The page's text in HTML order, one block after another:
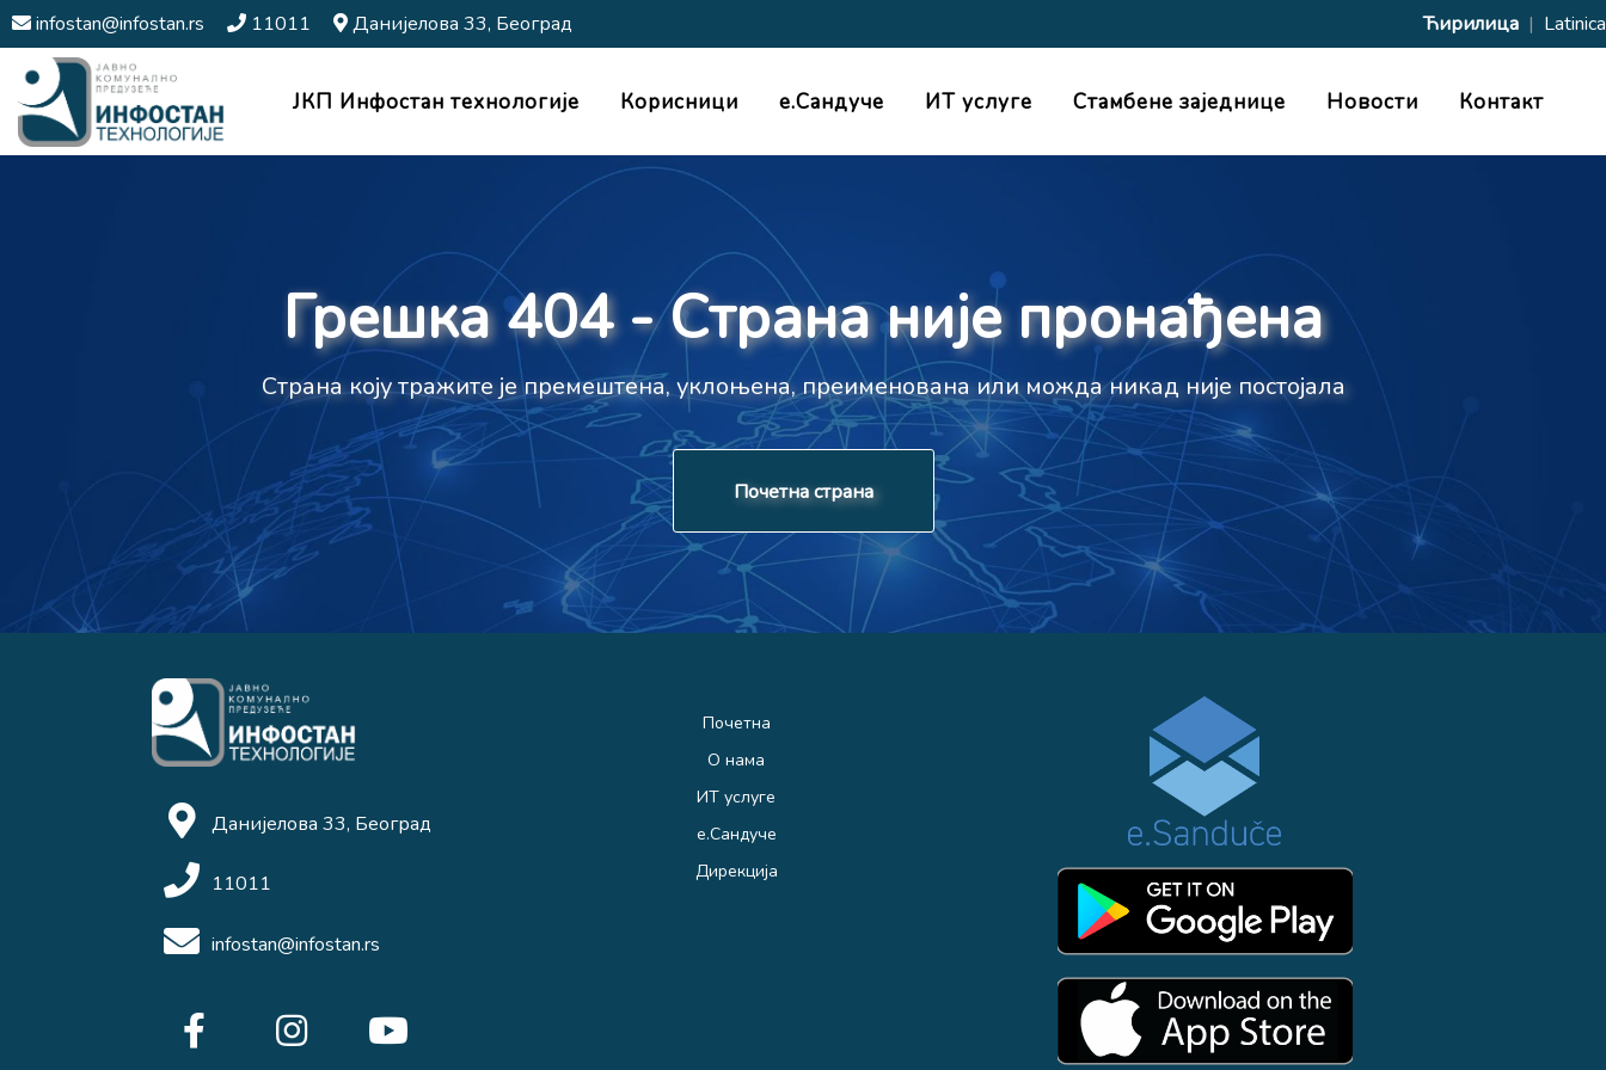
infostan@infostan.rs 11011 Данијелова 33, Београд Ћирилица | Latinica
ЈКП Инфостан технологије Корисници е.Сандуче ИТ услуге Стамбене заједнице Новости Контакт
Грешка 404 - Страна није пронађена
Страна коју тражите је премештена, уклоњена, преименована или можда никад није постојала
Почетна страна
Данијелова 33, Београд
11011
infostan@infostan.rs
Почетна
О нама
ИТ услуге
е.Сандуче
Дирекција